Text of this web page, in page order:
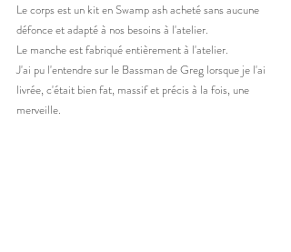
Le corps est un kit en Swamp ash acheté sans aucune
défonce et adapté à nos besoins à l'atelier.
Le manche est fabriqué entièrement à l'atelier.
J'ai pu l'entendre sur le Bassman de Greg lorsque je l'ai
livrée, c'était bien fat, massif et précis à la fois, une
merveille.